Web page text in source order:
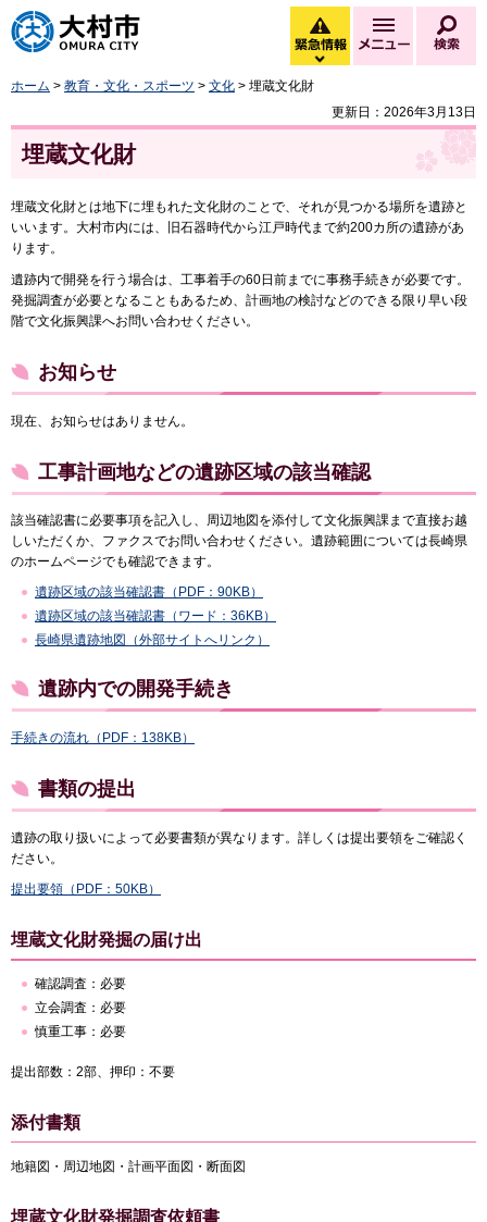
大村市
緊急情報
緊急情報を開く
メニュー
ホーム > 教育・文化・スポーツ > 文化 > 埋蔵文化財
更新日：2026年3月13日
埋蔵文化財
埋蔵文化財とは地下に埋もれた文化財のことで、それが見つかる場所を遺跡と
いいます。大村市内には、旧石器時代から江戸時代まで約200カ所の遺跡があ
ります。
遺跡内で開発を行う場合は、工事着手の60日前までに事務手続きが必要です。
発掘調査が必要となることもあるため、計画地の検討などのできる限り早い段
階で文化振興課へお問い合わせください。
お知らせ
現在、お知らせはありません。
工事計画地などの遺跡区域の該当確認
該当確認書に必要事項を記入し、周辺地図を添付して文化振興課まで直接お越
しいただくか、ファクスでお問い合わせください。遺跡範囲については長崎県
のホームページでも確認できます。
遺跡区域の該当確認書（PDF：90KB）
遺跡区域の該当確認書（ワード：36KB）
長崎県遺跡地図（外部サイトへリンク）
遺跡内での開発手続き
手続きの流れ（PDF：138KB）
書類の提出
遺跡の取り扱いによって必要書類が異なります。詳しくは提出要領をご確認く
ださい。
提出要領（PDF：50KB）
埋蔵文化財発掘の届け出
確認調査：必要
立会調査：必要
慎重工事：必要
提出部数：2部、押印：不要
添付書類
地籍図・周辺地図・計画平面図・断面図
埋蔵文化財発掘調査依頼書